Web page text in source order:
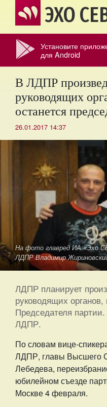
ЭХО
Установите
для Android
В ЛДПР
руководящих
останется
26.01.2017 14:37
На фото главред ИА «Эхо
ЛДПР Владимир
ЛДПР планирует
руководящих
Председателя
ЛДПР.
По словам вице-
ЛДПР, главы Высшего
Лебедева,
юбилейном съезде
Москве 4 февраля.